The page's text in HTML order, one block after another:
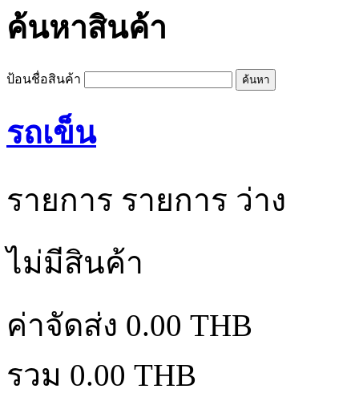
ค้นหาสินค้า
ป้อนชื่อสินค้า
รถเข็น
รายการ รายการ ว่าง
ไม่มีสินค้า
ค่าจัดส่ง 0.00 THB
รวม 0.00 THB